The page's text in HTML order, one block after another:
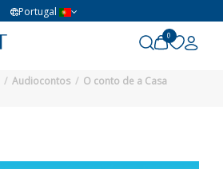
Portugal
0
Audiocontos
O conto de a Casa